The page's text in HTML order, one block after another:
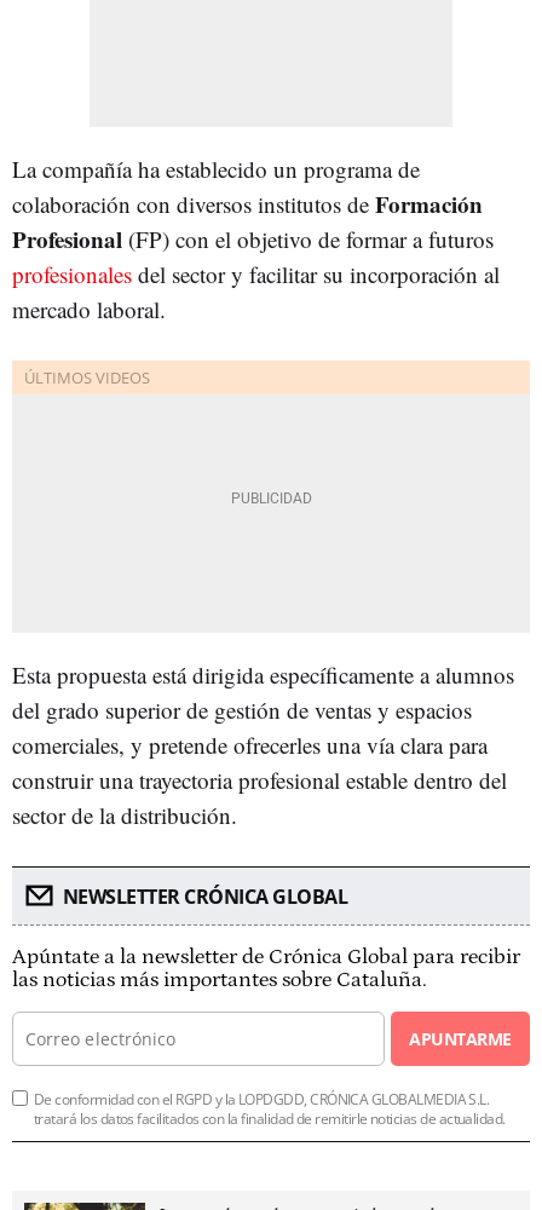
La compañía ha establecido un programa de
colaboración con diversos institutos de Formación
Profesional (FP) con el objetivo de formar a futuros
profesionales del sector y facilitar su incorporación al
mercado laboral.
Esta propuesta está dirigida específicamente a alumnos
del grado superior de gestión de ventas y espacios
comerciales, y pretende ofrecerles una vía clara para
construir una trayectoria profesional estable dentro del
sector de la distribución.
NEWSLETTER CRÓNICA GLOBAL
Apúntate a la newsletter de Crónica Global para recibir
las noticias más importantes sobre Cataluña.
APUNTARME
De conformidad con el RGPD y la LOPDGDD, CRÓNICA GLOBALMEDIA S.L.
tratará los datos facilitados con la finalidad de remitirle noticias de actualidad.